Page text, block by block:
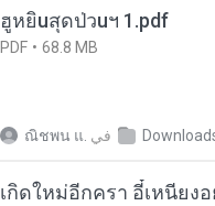
ฮูหยิuสุดป่วuฯ 1.pdf
PDF 68.8 MB
ณิชพน แ. في
เกิดใหม่อีกครา อี๋เหนียง